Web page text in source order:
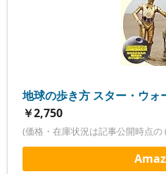
地球の歩き方 スター・ウォ
￥2,750
(価格・在庫状況は記事公開時点の